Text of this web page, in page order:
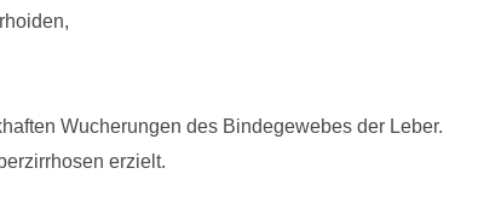
Wucherungen des Bindegewebes der Leber.
erzielt.